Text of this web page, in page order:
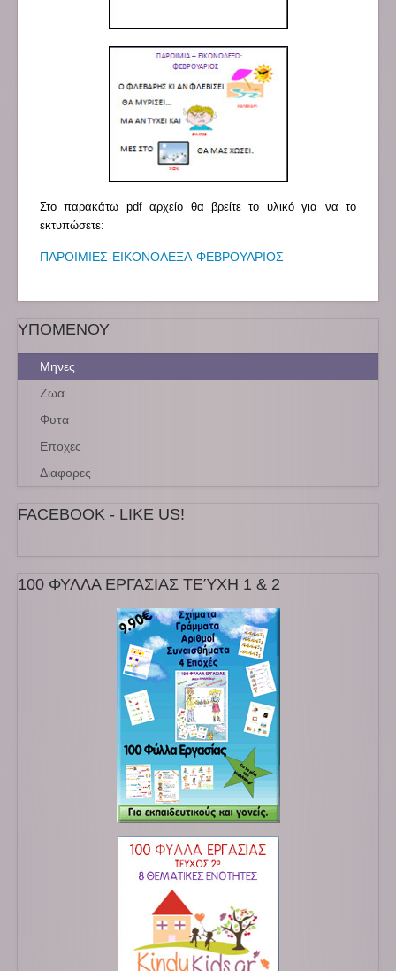
Στο παρακάτω pdf αρχείο θα βρείτε το υλικό για να το
εκτυπώσετε:
ΠΑΡΟΙΜΙΕΣ-ΕΙΚΟΝΟΛΕΞΑ-ΦΕΒΡΟΥΑΡΙΟΣ
ΥΠΟΜΕΝΟΥ
Μηνες
Ζωα
Φυτα
Εποχες
Διαφορες
FACEBOOK - LIKE US!
100 ΦΥΛΛΑ ΕΡΓΑΣΙΑΣ ΤΕΎΧΗ 1 & 2